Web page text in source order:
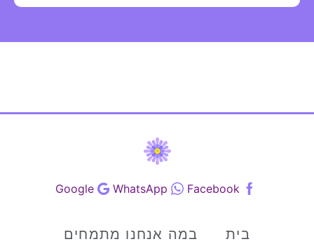
Facebook
WhatsApp
Google
בית
במה אנחנו מתמחים